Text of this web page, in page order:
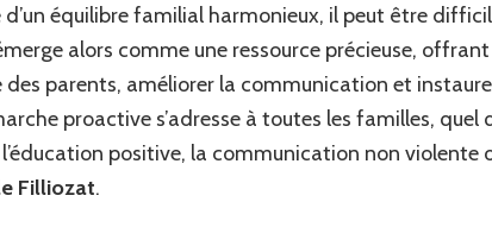
méthodes
et
recommandations
pour
élever
enfants
d’un équilibre familial harmonieux, il peut être
alors comme une ressource précieuse,
parents, améliorer la communication et
proactive s’adresse à toutes les familles,
positive, la communication non violente
Filliozat.